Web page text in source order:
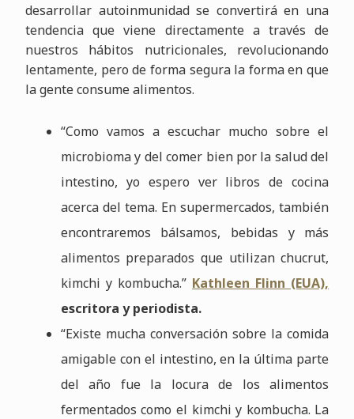
desarrollar autoinmunidad se convertirá en una
tendencia que viene directamente a través de
nuestros hábitos nutricionales, revolucionando
lentamente, pero de forma segura la forma en que
la gente consume alimentos.
“Como vamos a escuchar mucho sobre el
microbioma y del comer bien por la salud del
intestino, yo espero ver libros de cocina
acerca del tema. En supermercados, también
encontraremos bálsamos, bebidas y más
alimentos preparados que utilizan chucrut,
kimchi y kombucha.” Kathleen Flinn (EUA),
escritora y periodista.
“Existe mucha conversación sobre la comida
amigable con el intestino, en la última parte
del año fue la locura de los alimentos
fermentados como el kimchi y kombucha. La